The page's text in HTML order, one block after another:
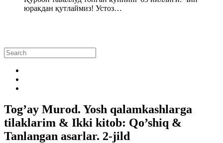
юракдан қутлаймиз! Устоз…
Tog’ay Murod. Yosh qalamkashlarga
tilaklarim & Ikki kitob: Qo’shiq &
Tanlangan asarlar. 2-jild